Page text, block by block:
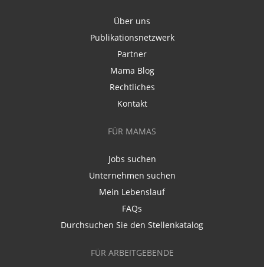
Über uns
Publikationsnetzwerk
Partner
Mama Blog
Rechtliches
Kontakt
FÜR MAMAS
Jobs suchen
Unternehmen suchen
Mein Lebenslauf
FAQs
Durchsuchen Sie den Stellenkatalog
FÜR ARBEITGEBENDE